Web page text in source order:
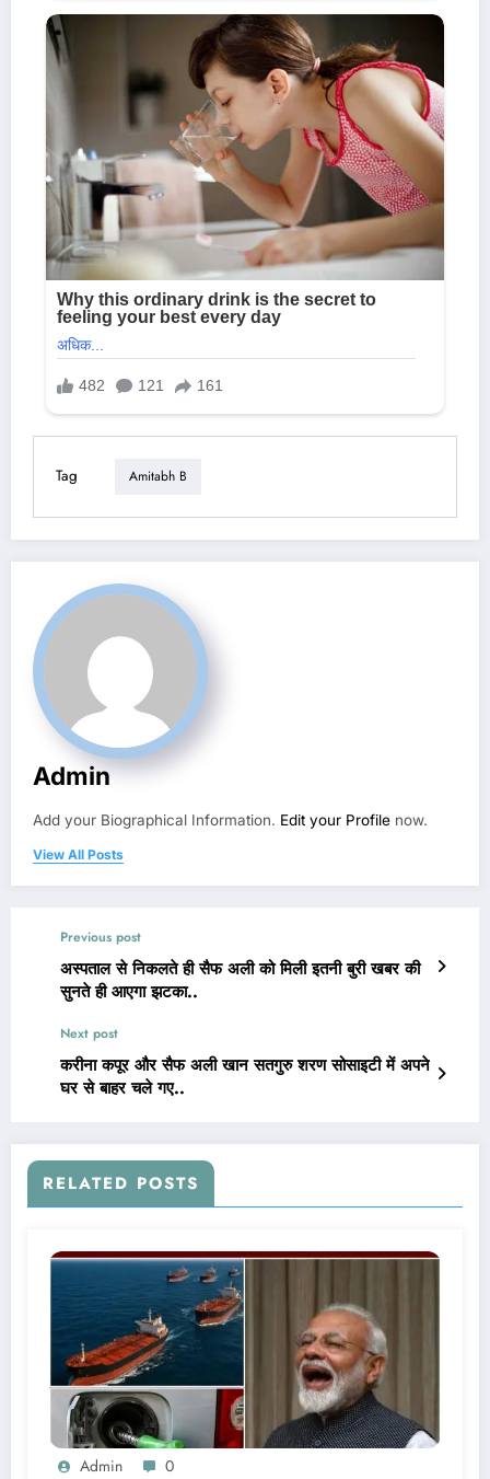
Tag Amitabh B
Admin
Add your Biographical Information. Edit your Profile now.
View All Posts
Previous post
अस्पताल से निकलते ही सैफ अली को मिली इतनी बुरी खबर की
सुनते ही आएगा झटका..
Next post
करीना कपूर और सैफ अली खान सतगुरु शरण सोसाइटी में अपने
घर से बाहर चले गए..
RELATED POSTS
Admin 0